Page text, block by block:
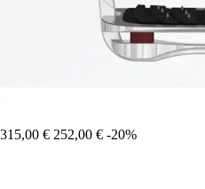
315,00 € 252,00 € -20%